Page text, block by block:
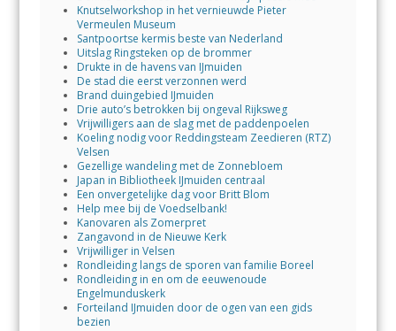
Knutselworkshop in het vernieuwde Pieter
Vermeulen Museum
Santpoortse kermis beste van Nederland
Uitslag Ringsteken op de brommer
Drukte in de havens van IJmuiden
De stad die eerst verzonnen werd
Brand duingebied IJmuiden
Drie auto’s betrokken bij ongeval Rijksweg
Vrijwilligers aan de slag met de paddenpoelen
Koeling nodig voor Reddingsteam Zeedieren (RTZ)
Velsen
Gezellige wandeling met de Zonnebloem
Japan in Bibliotheek IJmuiden centraal
Een onvergetelijke dag voor Britt Blom
Help mee bij de Voedselbank!
Kanovaren als Zomerpret
Zangavond in de Nieuwe Kerk
Vrijwilliger in Velsen
Rondleiding langs de sporen van familie Boreel
Rondleiding in en om de eeuwenoude
Engelmunduskerk
Forteiland IJmuiden door de ogen van een gids
bezien